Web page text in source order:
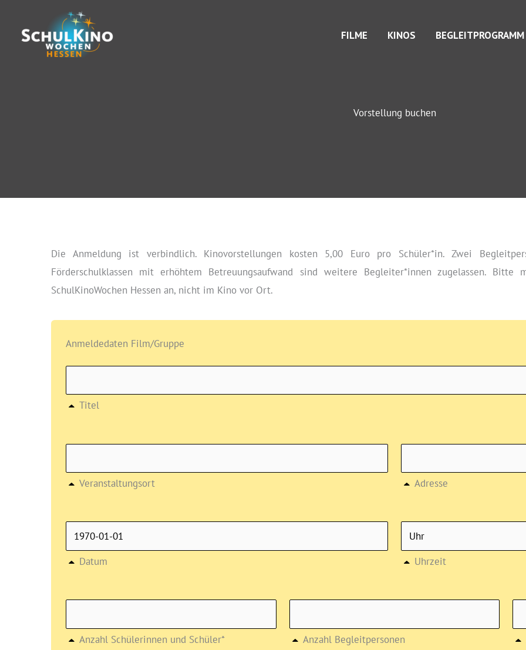
Inhalt
springen
FILME KINOS BEGLEITPROGRAMM
Vorstellung buchen
Die Anmeldung ist verbindlich. Kinovorstellungen kosten 5,00 Euro pro Schüler*in. Zwei
Förderschulklassen mit erhöhtem Betreuungsaufwand sind weitere Begleiter*innen zugelassen.
SchulKinoWochen Hessen an, nicht im Kino vor Ort.
Anmeldedaten Film/Gruppe
Titel
Veranstaltungsort Adresse
Datum Uhrzeit
Anzahl Schülerinnen und Schüler*
Anzahl Begleitpersonen